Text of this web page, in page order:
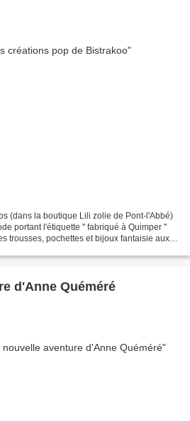
(dans la boutique Lili zolie de Pont-l'Abbé)
portant l'étiquette " fabriqué à Quimper "
trousses, pochettes et bijoux fantaisie aux
d'Anne Quéméré